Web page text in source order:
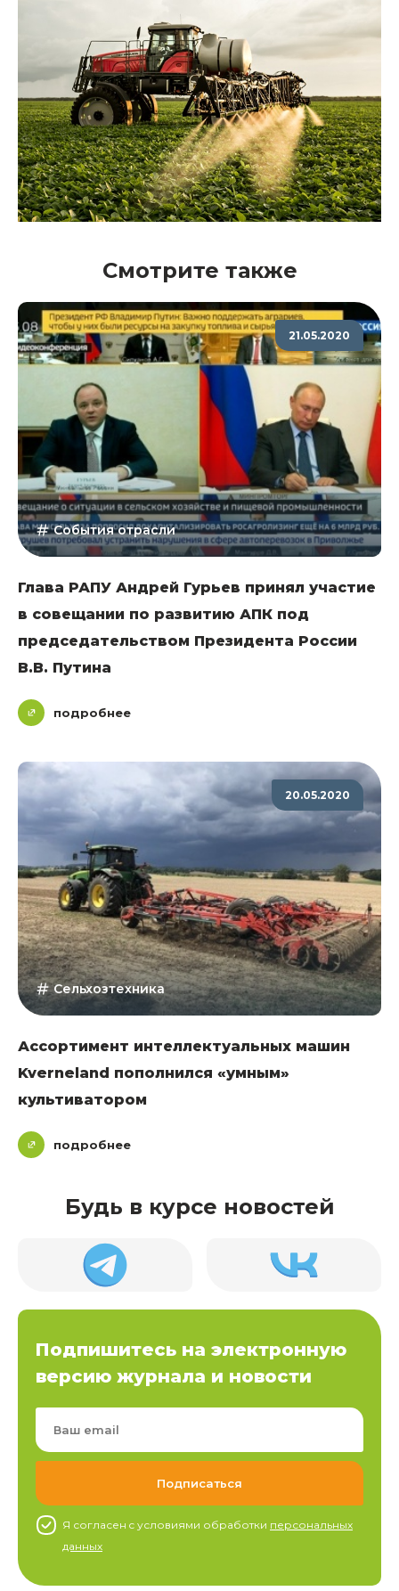
Смотрите также
21.05.2020
События отрасли
Глава РАПУ Андрей Гурьев принял участие
в совещании по развитию АПК под
председательством Президента России
В.В. Путина
подробнее
20.05.2020
Сельхозтехника
Ассортимент интеллектуальных машин
Kverneland пополнился «умным»
культиватором
подробнее
Будь в курсе новостей
Подпишитесь на электронную
версию журнала и новости
Я согласен c условиями обработки персональных
данных